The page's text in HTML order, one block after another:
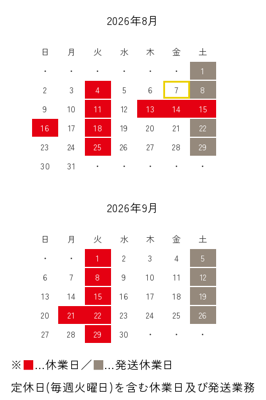
2026年8月
日 月 火 水 木 金
土
・
・ ・ ・ ・ ・
1
2
3 4 5 6 7
8
9
10 11 12 13 14
15
16
17 18 19 20 21
22
23
24 25 26 27 28
29
30
31 ・ ・ ・ ・ ・
2026年9月
日 月 火 水 木 金
土
・
・ 1 2 3 4
5
6
7 8 9 10 11
12
13
14 15 16 17 18
19
20
21 22 23 24 25
26
27
28 29 30 ・ ・ ・
※■…休業日／■…発送休業日
定休日(毎週火曜日)を含む休業日及び発送業務